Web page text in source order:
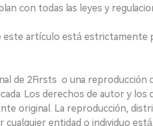
con todas las leyes y
este artículo está
de 2Firsts o una reproducción
Los derechos de autor y
original. La reproducción,
entidad o individuo